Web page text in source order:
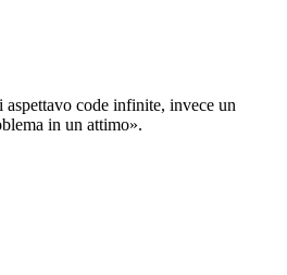
code infinite, invece un
in un attimo».